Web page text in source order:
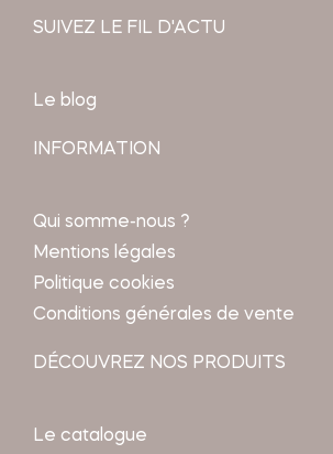
SUIVEZ LE FIL D'ACTU
Le blog
INFORMATION
Qui somme-nous ?
Mentions légales
Politique cookies
Conditions générales de vente
DÉCOUVREZ NOS PRODUITS
Le catalogue